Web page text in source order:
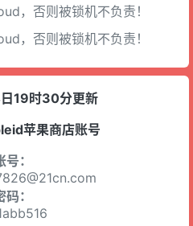
，否则被锁机不负责！
，否则被锁机不负责！
19时30分更新
苹果商店账号
号：
码：